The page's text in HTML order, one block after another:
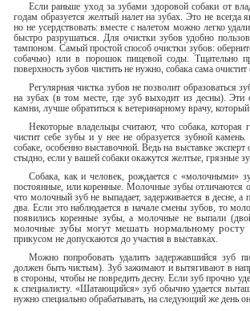
Если раньше уход за зубами здоровой собаки от
годам обра­зуется желтый налет на зубах. Это не
но не усердст­вовать: вместе с налетом можно легко
быстро разрушаться. Для очистки зубов удобно
тампоном. Самый простой спо­соб очистки зубов:
собачью) или в порошок пищевой соды. Тщательно
поверхность зубов чистить не нужно, собака сама
Регулярная чистка зубов не позволит образоваться
на зубах (в том месте, где зуб выходит из десны). Эти
камни, лучше обра­титься к ветеринарному врачу,
Некоторые владельцы считают, что собака,
чистит себе зубы и у нее не образуется зубной
собаке, особенно выставочной. Ведь на выставке
стыдно, если у вашей со­баки окажутся желтые, грязные
Собака, как и человек, рождается с «молочными»
постоянные, или коренные. Молочные зубы отличаются
что молочный зуб не выпадает, задерживается в десне, а
два. Если это наблюдается в начале смены зубов, то
появились коренные зубы, а молочные не выпали
молочныезубы могут мешать нормальному росту
прикусом не допускаются до участия в выставках.
Можно попробовать удалить задержавшийся зуб
должен быть чистым). Зуб зажимают и вытягивают в
в стороны, чтобы не повредить десну. Если зуб прочно
к специалисту. «Шатаю­щийся» зуб обычно удается
нужно специально обрабатывать, на следующий же день